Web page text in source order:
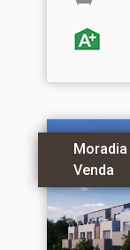
Moradia
Venda